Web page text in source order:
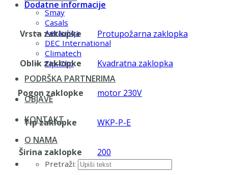
Smay
Casals
Aerauliqa
DEC International
Climatech
Zip-Clip
PODRŠKA PARTNERIMA
OBJAVE
KONTAKT
O NAMA
Pretraži:
Dodatne informacije
Vrsta zaklopke Protupožarna zaklopka
Oblik zaklopke Kvadratna zaklopka
Pogon zaklopke motor 230V
Tip zaklopke WKP-P-E
Širina zaklopke 200